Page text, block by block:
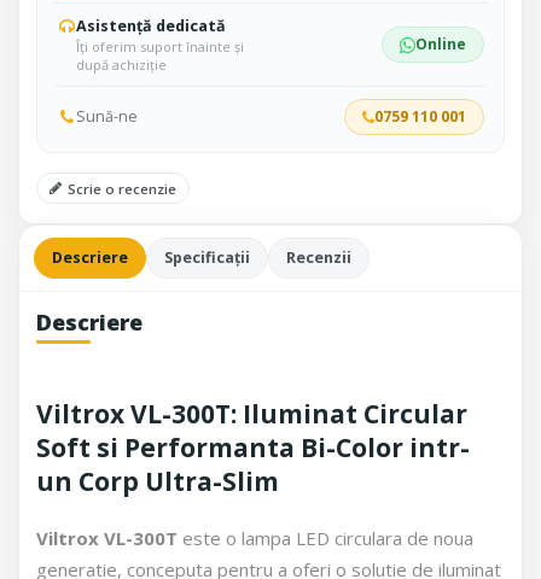
Asistență dedicată
Îți oferim suport înainte și
după achiziție
Online
Sună-ne 0759 110 001
Scrie o recenzie
Descriere Specificații Recenzii
Descriere
Viltrox VL-300T: Iluminat Circular
Soft si Performanta Bi-Color intr-
un Corp Ultra-Slim
Viltrox VL-300T este o lampa LED circulara de noua
generatie, conceputa pentru a oferi o solutie de iluminat